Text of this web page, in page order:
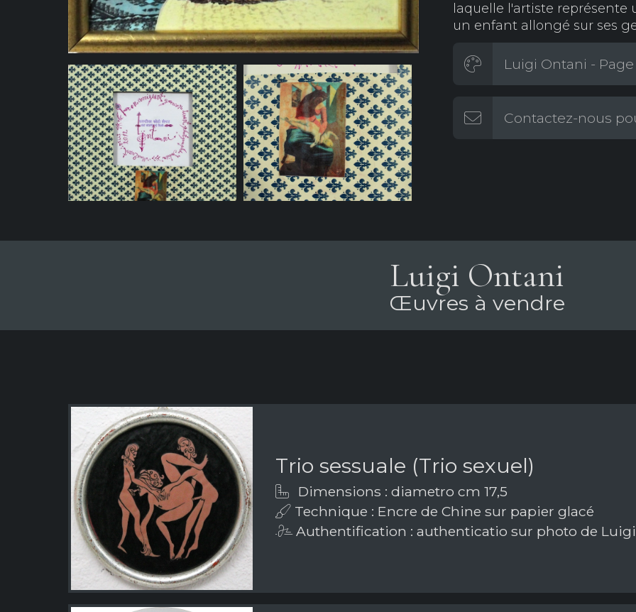
laquelle l'artiste
un enfant allongé sur ses
Luigi Ontani -
Contactez-nous
Luigi Ontani
Œuvres à vendre
Trio sessuale (Trio sexuel)
Dimensions : diametro cm 17,5
Technique : Encre de Chine sur papier glacé
Authentification : authenticatio sur photo de